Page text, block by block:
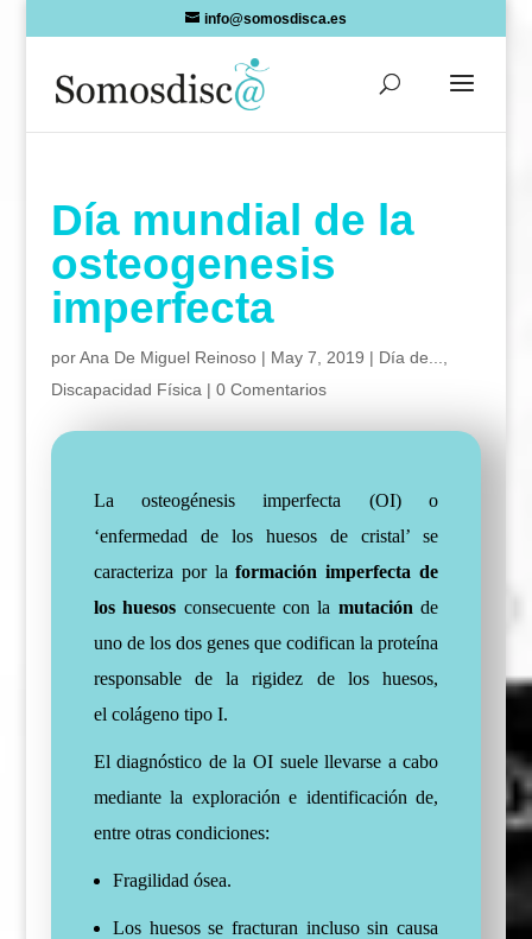
info@somosdisca.es
Día mundial de la
osteogenesis
imperfecta
porAna De Miguel Reinoso| May 7, 2019 | Día de...
Discapacidad Física | 0 Comentarios
La osteogénesis imperfecta (OI) o
‘enfermedad de los huesos de cristal’ se
caracteriza por laformación imperfecta de
los huesos consecuente con la mutación de
uno de los dos genes que codifican la proteína
responsable de la rigidez de los huesos,
el colágeno tipo I.
El diagnóstico de la OI suele llevarse a cabo
mediante la exploración e identificación de,
entre otras condiciones:
Fragilidad ósea.
Los huesos se fracturan incluso sin causa